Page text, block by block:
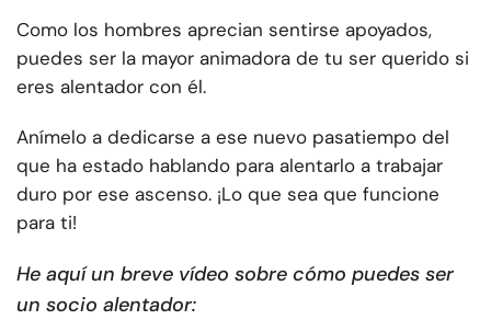
Como los hombres aprecian sentirse apoyados,
puedes ser la mayor animadora de tu ser querido si
eres alentador con él.
Anímelo a dedicarse a ese nuevo pasatiempo del
que ha estado hablando para alentarlo a trabajar
duro por ese ascenso. ¡Lo que sea que funcione
para ti!
He aquí un breve vídeo sobre cómo puedes ser
un socio alentador: